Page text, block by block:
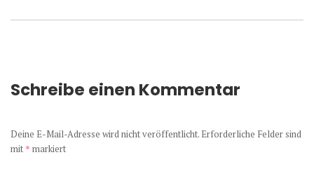
Schreibe einen Kommentar
Deine E-Mail-Adresse wird nicht veröffentlicht. Erforderliche Felder sind
mit * markiert